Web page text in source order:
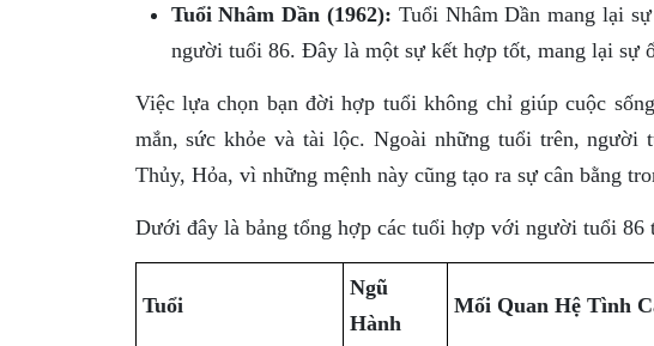
Tuổi Nhâm Dần (1962): Tuổi Nhâm Dần mang lại
người tuổi 86. Đây là một sự kết hợp tốt, mang lại sự
Việc lựa chọn bạn đời hợp tuổi không chỉ giúp cuộc
mắn, sức khỏe và tài lộc. Ngoài những tuổi trên,
Thủy, Hỏa, vì những mệnh này cũng tạo ra sự cân bằng
Dưới đây là bảng tổng hợp các tuổi hợp với người tuổi 86
Tuổi
Ngũ
Hành
Mối Quan Hệ Tình